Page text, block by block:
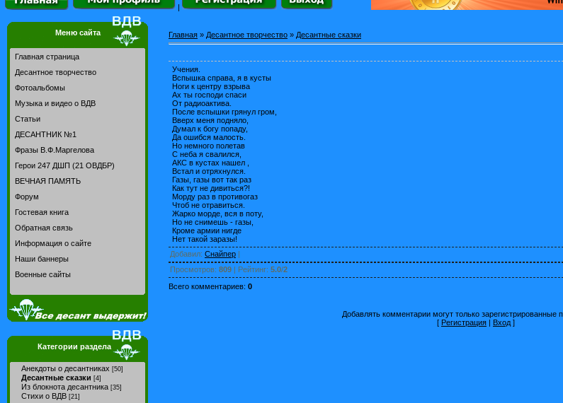
|
Меню сайта
Главная страница
Десантное творчество
Фотоальбомы
Музыка и видео о ВДВ
Статьи
ДЕСАНТНИК №1
Фразы В.Ф.Маргелова
Герои 247 ДШП (21 ОВДБР)
ВЕЧНАЯ ПАМЯТЬ
Форум
Гостевая книга
Обратная связь
Информация о сайте
Наши баннеры
Военные сайты
Категории раздела
Анекдоты о десантниках [50]
Десантные сказки [4]
Из блокнота десантника [35]
Стихи о ВДВ [21]
Главная » Десантное творчество » Десантные сказки
Учения.
Вспышка справа, я в кусты
Ноги к центру взрыва
Ах ты господи спаси
От радиоактива.
После вспышки грянул гром,
Вверх меня подняло,
Думал к богу попаду,
Да ошибся малость.
Но немного полетав
С неба я свалился,
АКС в кустах нашел ,
Встал и отряхнулся.
Газы, газы вот так раз
Как тут не дивиться?!
Морду раз в противогаз
Чтоб не отравиться.
Жарко морде, вся в поту,
Но не снимешь - газы,
Кроме армии нигде
Нет такой заразы!
Добавил: Снайпер |
Просмотров: 809 | Рейтинг: 5.0/2
Всего комментариев: 0
Добавлять комментарии могут только зарегистрированные
[ Регистрация | Вход ]